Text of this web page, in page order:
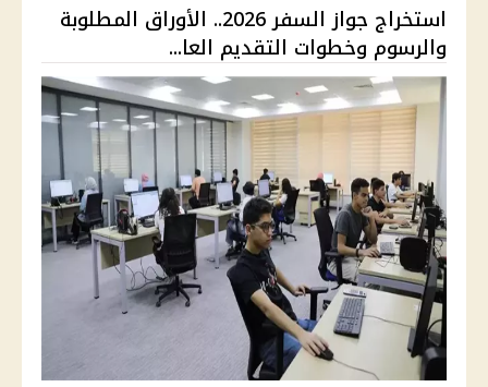
استخراج جواز السفر 2026.. الأوراق المطلوبة
والرسوم وخطوات التقديم العا...